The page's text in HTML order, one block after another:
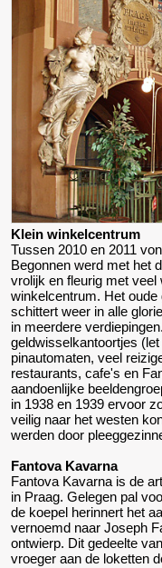
Klein winkelcentrum
Tussen 2010 en 2011
Begonnen werd met het
vrolijk en fleurig met
winkelcentrum. Het
schittert weer in alle
in meerdere
geldwisselkantoortjes
pinautomaten, veel
restaurants, cafe's en
aandoenlijke
in 1938 en 1939 ervoor
veilig naar het westen
werden door
Fantova Kavarna
Fantova Kavarna is de
in Praag. Gelegen pal
de koepel herinnert het
vernoemd naar Joseph
ontwierp. Dit gedeelte
vroeger aan de loketten